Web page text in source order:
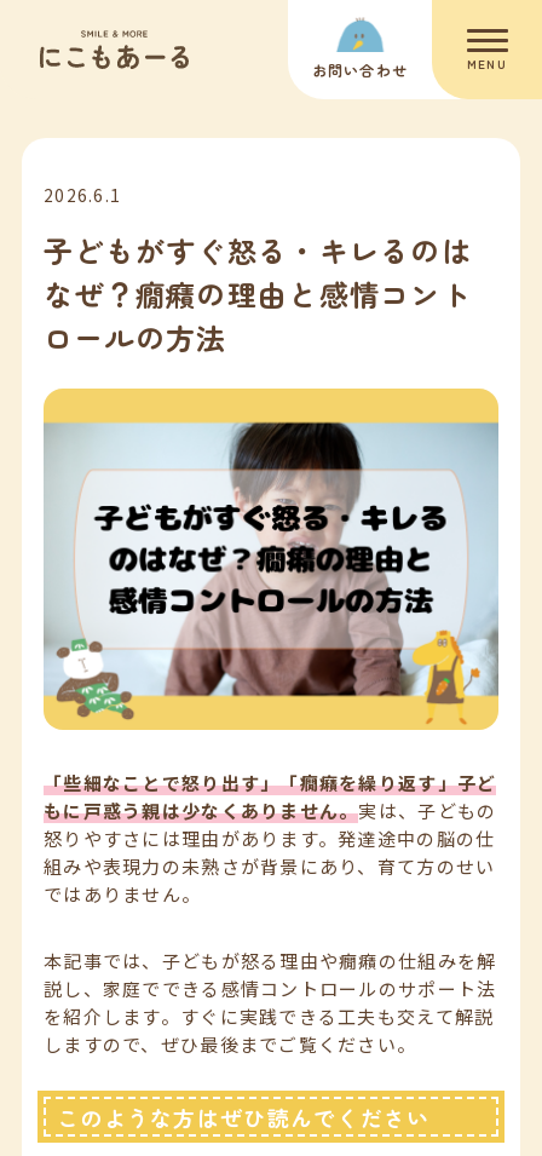
お問い合わせ MENU
2026.6.1
子どもがすぐ怒る・キレるのは
なぜ？癇癪の理由と感情コント
ロールの方法
「些細なことで怒り出す」「癇癪を繰り返す」子ど
もに戸惑う親は少なくありません。実は、子どもの
怒りやすさには理由があります。発達途中の脳の仕
組みや表現力の未熟さが背景にあり、育て方のせい
ではありません。
本記事では、子どもが怒る理由や癇癪の仕組みを解
説し、家庭でできる感情コントロールのサポート法
を紹介します。すぐに実践できる工夫も交えて解説
しますので、ぜひ最後までご覧ください。
このような方はぜひ読んでください